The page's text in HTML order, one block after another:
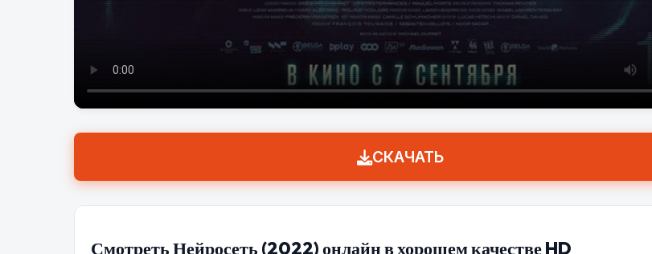
СКАЧАТЬ
Смотреть Нейросеть (2022) онлайн в хорошем качестве HD